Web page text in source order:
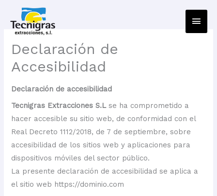
Declaración de
Accesibilidad
Declaración de accesibilidad
Tecnigras Extracciones S.Lse ha comprometido a
hacer accesible su sitio web, de conformidad con el
Real Decreto 1112/2018, de 7 de septiembre, sobre
accesibilidad de los sitios web y aplicaciones para
dispositivos móviles del sector público.
La presente declaración de accesibilidad se aplica a
el sitio web https://dominio.com